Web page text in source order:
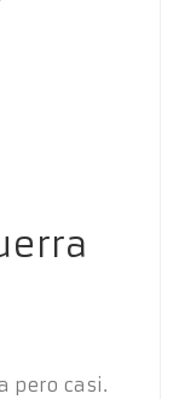
pero casi.